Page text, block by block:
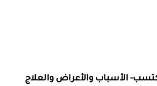
الأسباب والأعراض والعلاج